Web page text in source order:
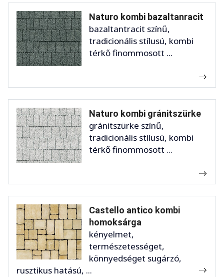
Naturo kombi bazaltanracit
bazaltantracit színű,
tradicionális stílusú, kombi
térkő finommosott ...
Naturo kombi gránitszürke
gránitszürke színű,
tradicionális stílusú, kombi
térkő finommosott ...
Castello antico kombi
homoksárga
kényelmet,
természetességet,
könnyedséget sugárzó,
rusztikus hatású, ...